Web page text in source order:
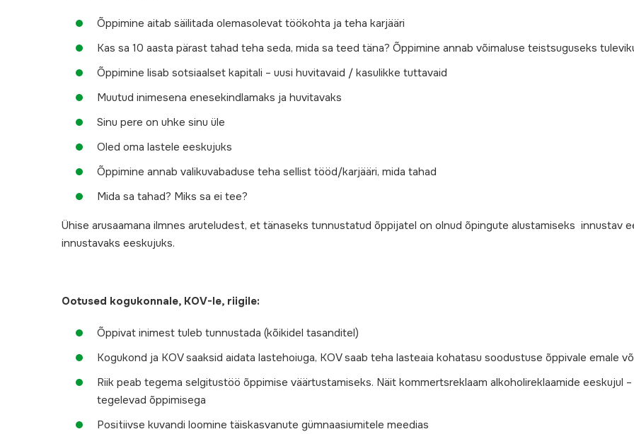
Õppimine aitab säilitada olemasolevat töökohta ja teha karjääri
Kas sa 10 aasta pärast tahad teha seda, mida sa teed täna? Õppimine annab võimaluse teistsuguseks
Õppimine lisab sotsiaalset kapitali – uusi huvitavaid / kasulikke tuttavaid
Muutud inimesena enesekindlamaks ja huvitavaks
Sinu pere on uhke sinu üle
Oled oma lastele eeskujuks
Õppimine annab valikuvabaduse teha sellist tööd/karjääri, mida tahad
Mida sa tahad? Miks sa ei tee?
Ühise arusaamana ilmnes aruteludest, et tänaseks tunnustatud õppijatel on olnud õpingute alustamiseks innustav
innustavaks eeskujuks.
Ootused kogukonnale, KOV-le, riigile:
Õppivat inimest tuleb tunnustada (kõikidel tasanditel)
Kogukond ja KOV saaksid aidata lastehoiuga, KOV saab teha lasteaia kohatasu soodustuse õppivale emale
Riik peab tegema selgitustöö õppimise väärtustamiseks. Näit kommertsreklaam alkoholireklaamide
tegelevad õppimisega
Positiivse kuvandi loomine täiskasvanute gümnaasiumitele meedias